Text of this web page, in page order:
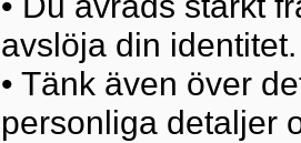
avslöja din identitet.
• Tänk även över
personliga detaljer